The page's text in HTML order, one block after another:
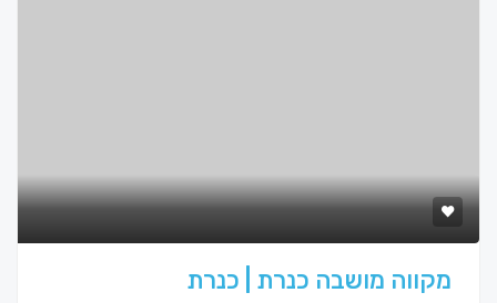
מקווה מושבה כנרת | כנרת